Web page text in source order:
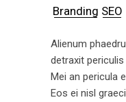
Branding SEO
Alienum
detraxit periculis
Mei an pericula
Eos ei nisl